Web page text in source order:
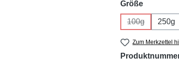
Größe
100g
(Diese Option
250g
Zum Merkzettel